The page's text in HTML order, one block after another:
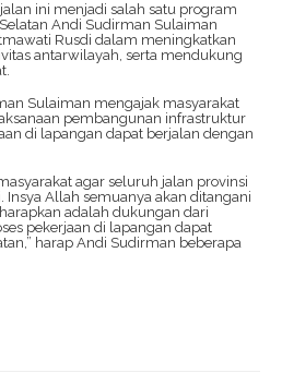
ini menjadi salah satu program
Andi Sudirman Sulaiman
Rusdi dalam meningkatkan
antarwilayah, serta mendukung
Sulaiman mengajak masyarakat
pembangunan infrastruktur
di lapangan dapat berjalan dengan
agar seluruh jalan provinsi
Insya Allah semuanya akan ditangani
adalah dukungan dari
pekerjaan di lapangan dapat
harap Andi Sudirman beberapa